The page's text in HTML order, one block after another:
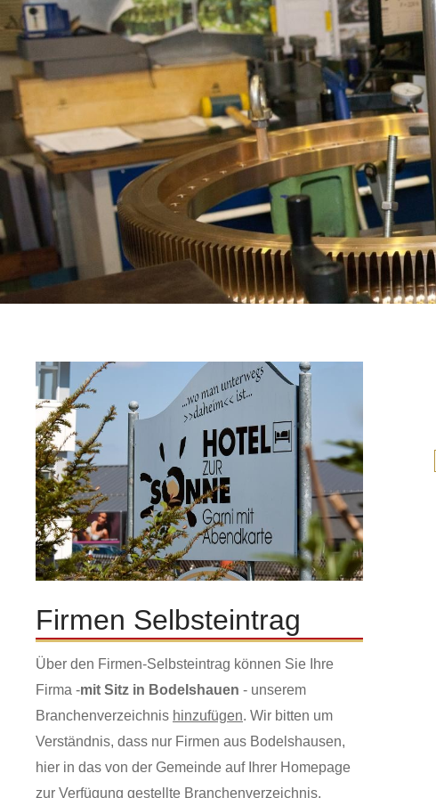
Firmen Selbsteintrag
Über den Firmen-Selbsteintrag können Sie Ihre
Firma -mit Sitz in Bodelshauen - unserem
Branchenverzeichnis hinzufügen. Wir bitten um
Verständnis, dass nur Firmen aus Bodelshausen,
hier in das von der Gemeinde auf Ihrer Homepage
zur Verfügung gestellte Branchenverzeichnis,